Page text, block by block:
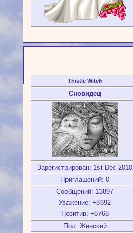
Thistle Witch
Сновидец
Зарегистрирован: 1st Dec 2010
Приглашений: 0
Сообщений: 13897
Уважение: +8692
Позитив: +8768
Пол: Женский